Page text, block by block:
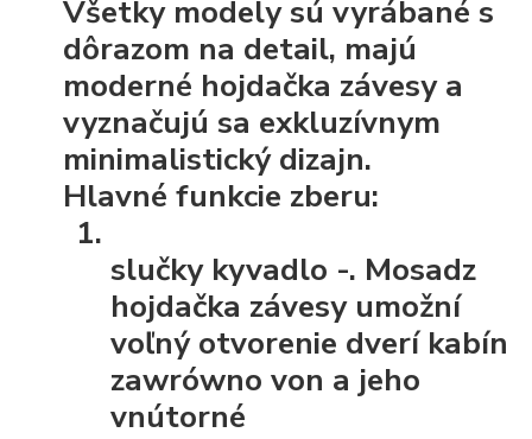
Všetky modely sú vyrábané s
dôrazom na detail, majú
moderné hojdačka závesy a
vyznačujú sa exkluzívnym
minimalistický dizajn.
Hlavné funkcie zberu:
slučky kyvadlo -. Mosadz
hojdačka závesy umožní
voľný otvorenie dverí kabín
zawrówno von a jeho
vnútorné